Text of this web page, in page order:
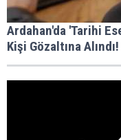
Ardahan'da 'Tarihi
Kişi Gözaltına Alındı!